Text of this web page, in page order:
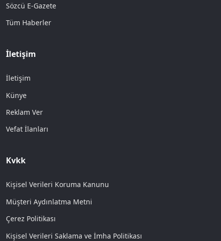
Sözcü E-Gazete
Tüm Haberler
İletişim
İletişim
Künye
Reklam Ver
Vefat İlanları
Kvkk
Kişisel Verileri Koruma Kanunu
Müşteri Aydınlatma Metni
Çerez Politikası
Kişisel Verileri Saklama ve İmha Politikası